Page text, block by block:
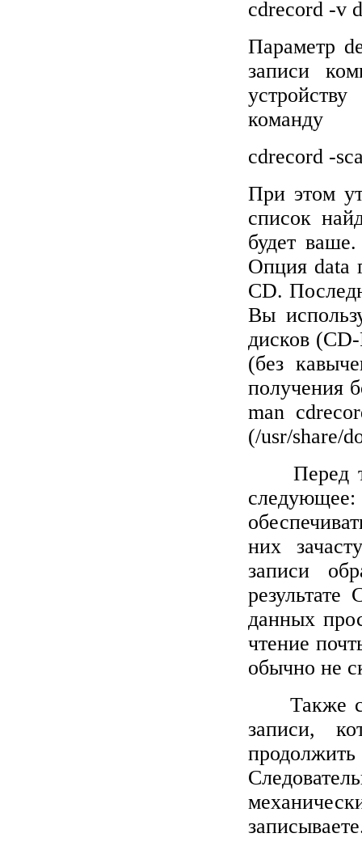
cdrecord -v
Параметр
записи
команду
cdrecord -
При этом
список
будет
Опция data
CD.
Вы
дисков
(без
получения
man
(/usr/share/
Перед
них
записи
данных
чтение
обычно не
Также
записи,